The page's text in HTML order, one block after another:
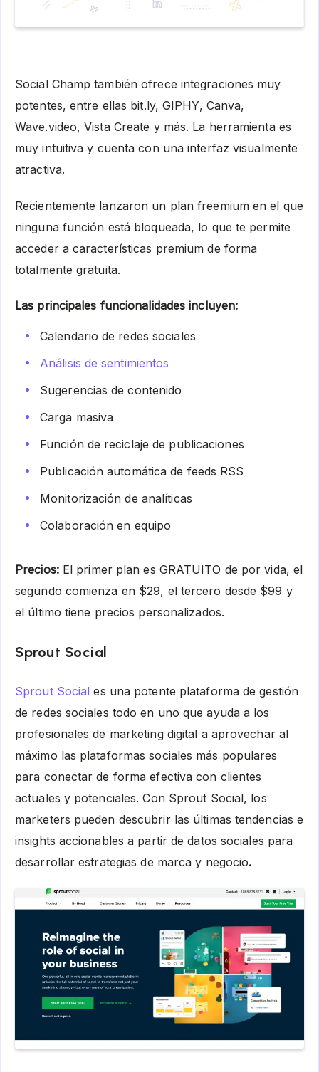
Social Champ también ofrece integraciones muy
potentes, entre ellas bit.ly, GIPHY, Canva,
Wave.video, Vista Create y más. La herramienta es
muy intuitiva y cuenta con una interfaz visualmente
atractiva.
Recientemente lanzaron un plan freemium en el que
ninguna función está bloqueada, lo que te permite
acceder a características premium de forma
totalmente gratuita.
Las principales funcionalidades incluyen:
Calendario de redes sociales
Análisis de sentimientos
Sugerencias de contenido
Carga masiva
Función de reciclaje de publicaciones
Publicación automática de feeds RSS
Monitorización de analíticas
Colaboración en equipo
Precios:El primer plan es GRATUITO de por vida, el
segundo comienza en $29, el tercero desde $99 y
el último tiene precios personalizados.
Sprout Social
Sprout Social es una potente plataforma de gestión
de redes sociales todo en uno que ayuda a los
profesionales de marketing digital a aprovechar al
máximo las plataformas sociales más populares
para conectar de forma efectiva con clientes
actuales y potenciales. Con Sprout Social, los
marketers pueden descubrir las últimas tendencias e
insights accionables a partir de datos sociales para
desarrollar estrategias de marca y negocio.